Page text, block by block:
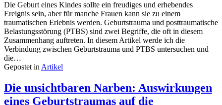
Die Geburt eines Kindes sollte ein freudiges und erhebendes
Ereignis sein, aber für manche Frauen kann sie zu einem
traumatischen Erlebnis werden. Geburtstrauma und posttraumatische
Belastungsstörung (PTBS) sind zwei Begriffe, die oft in diesem
Zusammenhang auftreten. In diesem Artikel werde ich die
Verbindung zwischen Geburtstrauma und PTBS untersuchen und
die…
Gepostet in Artikel
Die unsichtbaren Narben: Auswirkungen
eines Geburtstraumas auf die